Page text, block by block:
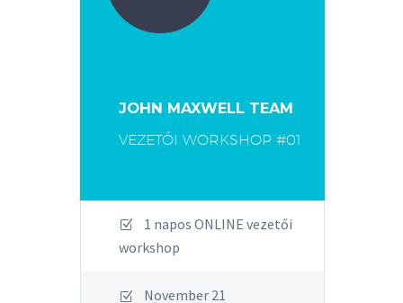
JOHN MAXWELL TEAM
VEZETŐI WORKSHOP #01
1 napos ONLINE vezetői
workshop
November 21